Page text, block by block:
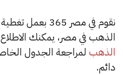
نقوم في مصر 365
الذهب في مصر، يمكنك
الذهب لمراجعة الجدول
دائم.